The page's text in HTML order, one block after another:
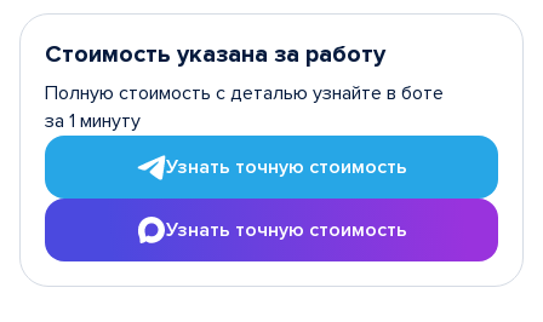
Стоимость указана за работу
Полную стоимость с деталью узнайте в боте
за 1 минуту
Узнать точную стоимость
Узнать точную стоимость